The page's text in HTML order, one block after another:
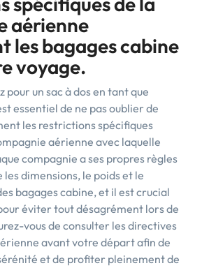
aérienne
les bagages cabine
voyage.
pour un sac à dos en tant que
essentiel de ne pas oublier de
les restrictions spécifiques
aérienne avec laquelle
compagnie a ses propres règles
les dimensions, le poids et le
bagages cabine, et il est crucial
éviter tout désagrément lors de
vous de consulter les directives
avant votre départ afin de
et de profiter pleinement de